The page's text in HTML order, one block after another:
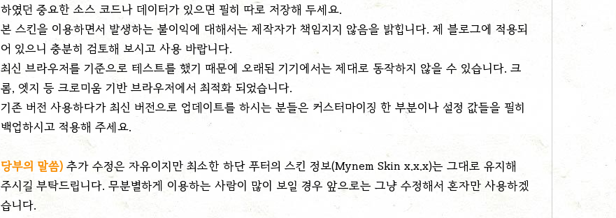
하였던 중요한 소스 코드나 데이터가 있으면 필히 따로 저장해 두세요.
본 스킨을 이용하면서 발생하는 불이익에 대해서는 제작자가 책임지지 않음을 밝힙니다. 제 블로그에 적용되
어 있으니 충분히 검토해 보시고 사용 바랍니다.
최신 브라우저를 기준으로 테스트를 했기 때문에 오래된 기기에서는 제대로 동작하지 않을 수 있습니다. 크
롬, 엣지 등 크로미움 기반 브라우저에서 최적화 되었습니다.
기존 버전 사용하다가 최신 버전으로 업데이트를 하시는 분들은 커스터마이징 한 부분이나 설정 값들을 필히
백업하시고 적용해 주세요.
당부의 말씀) 추가 수정은 자유이지만 최소한 하단 푸터의 스킨 정보(Mynem Skin x.x.x)는 그대로 유지해
주시길 부탁드립니다. 무분별하게 이용하는 사람이 많이 보일 경우 앞으로는 그냥 수정해서 혼자만 사용하겠
습니다.